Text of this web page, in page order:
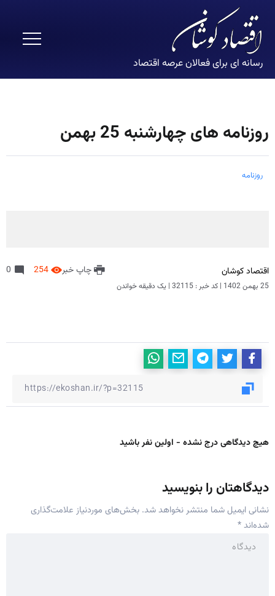
رسانه ای برای فعالان عرصه اقتصاد
روزنامه های چهارشنبه 25 بهمن
روزنامه
اقتصاد کوشان
25 بهمن 1402 | کد خبر : 32115 | یک دقیقه خواندن
چاپ خبر 254
0
هیچ دیدگاهی درج نشده - اولین نفر باشید
دیدگاهتان را بنویسید
نشانی ایمیل شما منتشر نخواهد شد. بخش‌های موردنیاز علامت‌گذاری
شده‌اند*